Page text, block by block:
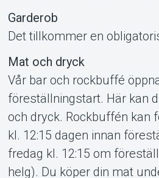
Garderob
Det tillkommer en
Mat och dryck
Vår bar och rockbuffé
föreställningstart. Här kan
och dryck. Rockbuffén kan
kl. 12:15 dagen innan
fredag kl. 12:15 om
helg). Du köper din mat